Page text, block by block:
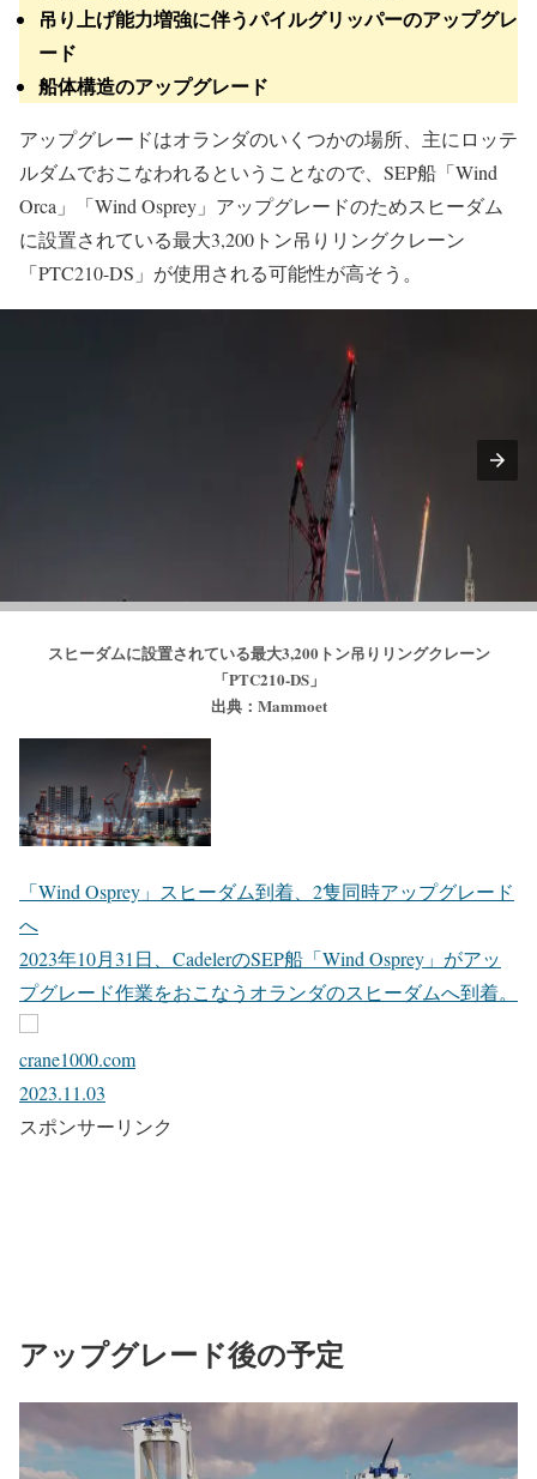
吊り上げ能力増強に伴うパイルグリッパーのアップグレ
ード
船体構造のアップグレード
アップグレードはオランダのいくつかの場所、主にロッテ
ルダムでおこなわれるということなので、SEP船「Wind
Orca」「Wind Osprey」アップグレードのためスヒーダム
に設置されている最大3,200トン吊りリングクレーン
「PTC210-DS」が使用される可能性が高そう。
スヒーダムに設置されている最大3,200トン吊りリングクレーン
「PTC210-DS」
出典：Mammoet
「Wind Osprey」スヒーダム到着、2隻同時アップグレード
へ
2023年10月31日、CadelerのSEP船「Wind Osprey」がアッ
プグレード作業をおこなうオランダのスヒーダムへ到着。
crane1000.com
2023.11.03
スポンサーリンク
アップグレード後の予定